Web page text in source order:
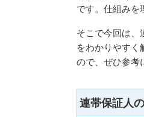
です。仕組みを
そこで今回は、
をわかりやすく
ので、ぜひ参考
連帯保証人